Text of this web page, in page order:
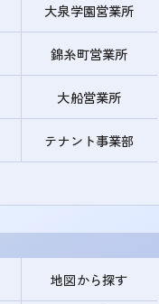
大泉学園営業所
錦糸町営業所
大船営業所
テナント事業部
地図から探す